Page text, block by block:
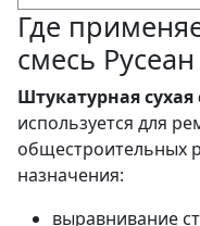
Где
смесь Русеан
Штукатурная сухая
используется для
общестроительных
назначения:
выравнивание